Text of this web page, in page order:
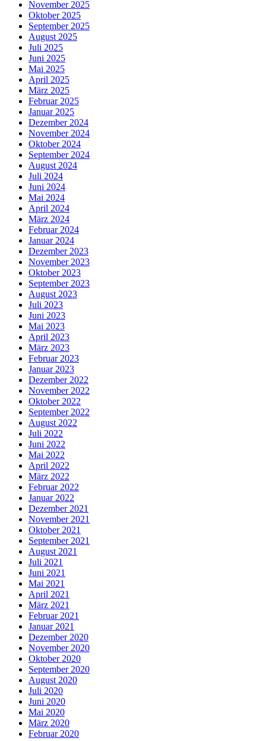
November 2025
Oktober 2025
September 2025
August 2025
Juli 2025
Juni 2025
Mai 2025
April 2025
März 2025
Februar 2025
Januar 2025
Dezember 2024
November 2024
Oktober 2024
September 2024
August 2024
Juli 2024
Juni 2024
Mai 2024
April 2024
März 2024
Februar 2024
Januar 2024
Dezember 2023
November 2023
Oktober 2023
September 2023
August 2023
Juli 2023
Juni 2023
Mai 2023
April 2023
März 2023
Februar 2023
Januar 2023
Dezember 2022
November 2022
Oktober 2022
September 2022
August 2022
Juli 2022
Juni 2022
Mai 2022
April 2022
März 2022
Februar 2022
Januar 2022
Dezember 2021
November 2021
Oktober 2021
September 2021
August 2021
Juli 2021
Juni 2021
Mai 2021
April 2021
März 2021
Februar 2021
Januar 2021
Dezember 2020
November 2020
Oktober 2020
September 2020
August 2020
Juli 2020
Juni 2020
Mai 2020
März 2020
Februar 2020